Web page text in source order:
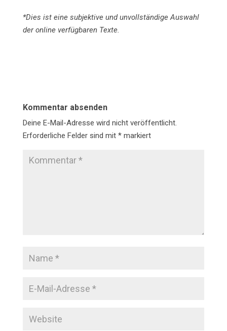
*Dies ist eine subjektive und unvollständige Auswahl
der online verfügbaren Texte.
Kommentar absenden
Deine E-Mail-Adresse wird nicht veröffentlicht.
Erforderliche Felder sind mit *markiert